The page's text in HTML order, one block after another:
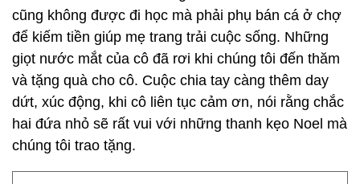
cũng không được đi học mà phải phụ bán cá ở chợ
để kiếm tiền giúp mẹ trang trải cuộc sống. Những
giọt nước mắt của cô đã rơi khi chúng tôi đến thăm
và tặng quà cho cô. Cuộc chia tay càng thêm day
dứt, xúc động, khi cô liên tục cảm ơn, nói rằng chắc
hai đứa nhỏ sẽ rất vui với những thanh kẹo Noel mà
chúng tôi trao tặng.